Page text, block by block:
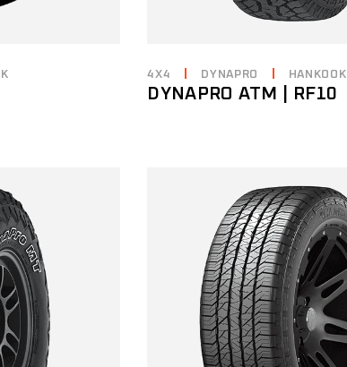
4X4 DYNAPRO HANKOOK
DYNAPRO ATM | RF10